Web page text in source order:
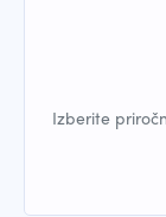
Izberite